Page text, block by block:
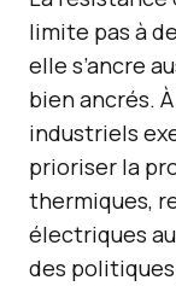
limite pas à
elle s’ancre
bien ancrés.
industriels
prioriser la
thermiques,
électriques
des